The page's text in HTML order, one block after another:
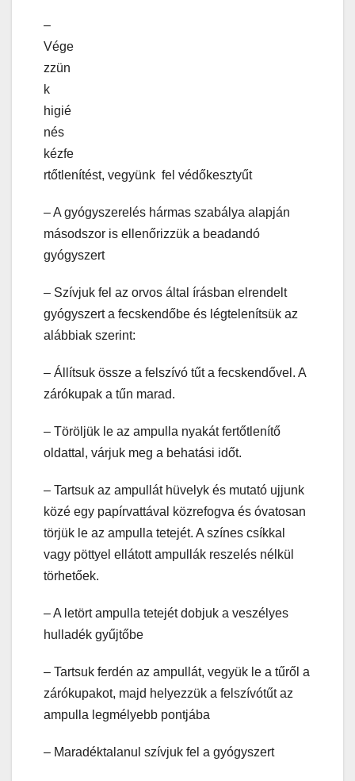
–
Vége
zzün
k
higié
nés
kézfe
rtőtlenítést, vegyünk fel védőkesztyűt
– A gyógyszerelés hármas szabálya alapján
másodszor is ellenőrizzük a beadandó
gyógyszert
– Szívjuk fel az orvos által írásban elrendelt
gyógyszert a fecskendőbe és légtelenítsük az
alábbiak szerint:
– Állítsuk össze a felszívó tűt a fecskendővel. A
zárókupak a tűn marad.
– Töröljük le az ampulla nyakát fertőtlenítő
oldattal, várjuk meg a behatási időt.
– Tartsuk az ampullát hüvelyk és mutató ujjunk
közé egy papírvattával közrefogva és óvatosan
törjük le az ampulla tetejét. A színes csíkkal
vagy pöttyel ellátott ampullák reszelés nélkül
törhetőek.
– A letört ampulla tetejét dobjuk a veszélyes
hulladék gyűjtőbe
– Tartsuk ferdén az ampullát, vegyük le a tűről a
zárókupakot, majd helyezzük a felszívótűt az
ampulla legmélyebb pontjába
– Maradéktalanul szívjuk fel a gyógyszert